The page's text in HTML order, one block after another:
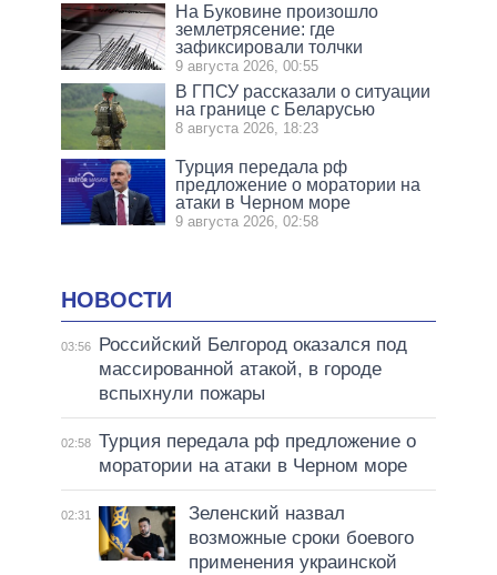
На Буковине произошло
землетрясение: где
зафиксировали толчки
9 августа 2026, 00:55
В ГПСУ рассказали о ситуации
на границе с Беларусью
8 августа 2026, 18:23
Турция передала рф
предложение о моратории на
атаки в Черном море
9 августа 2026, 02:58
НОВОСТИ
03:56
Российский Белгород оказался под
массированной атакой, в городе
вспыхнули пожары
02:58 Турция передала рф предложение о
моратории на атаки в Черном море
02:31
Зеленский назвал
возможные сроки боевого
применения украинской